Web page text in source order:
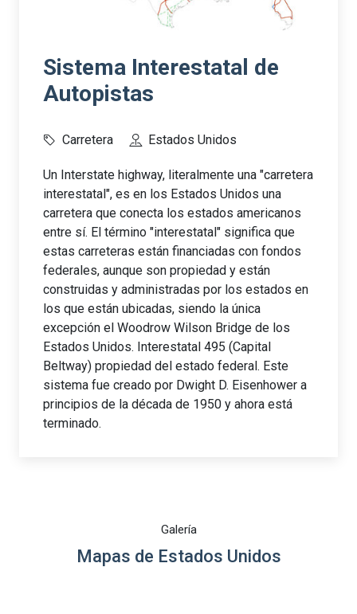
Sistema Interestatal de
Autopistas
Carretera Estados Unidos
Un Interstate highway, literalmente una "carretera
interestatal", es en los Estados Unidos una
carretera que conecta los estados americanos
entre sí. El término "interestatal" significa que
estas carreteras están financiadas con fondos
federales, aunque son propiedad y están
construidas y administradas por los estados en
los que están ubicadas, siendo la única
excepción el Woodrow Wilson Bridge de los
Estados Unidos. Interestatal 495 (Capital
Beltway) propiedad del estado federal. Este
sistema fue creado por Dwight D. Eisenhower a
principios de la década de 1950 y ahora está
terminado.
Galería
Mapas de Estados Unidos